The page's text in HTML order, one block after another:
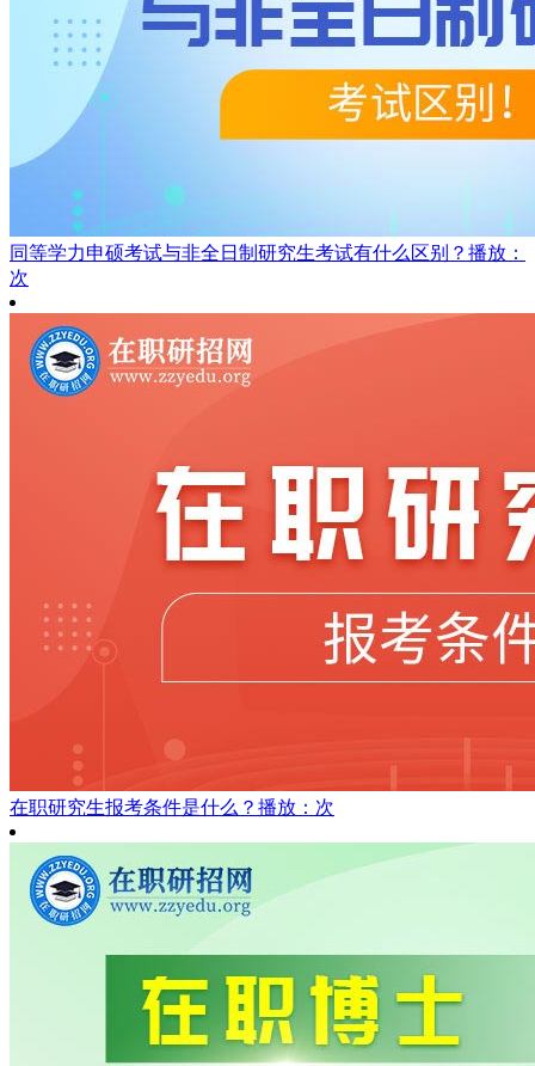
同等学力申硕考试与非全日制研究生考试有什么区别？ 播放：
次
在职研究生报考条件是什么？ 播放：次